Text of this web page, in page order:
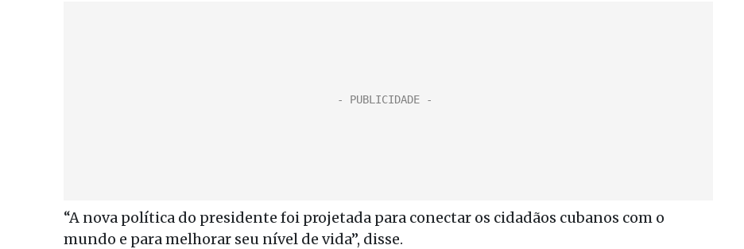
“A nova política do presidente foi projetada para conectar os cidadãos cubanos com o
mundo e para melhorar seu nível de vida”, disse.